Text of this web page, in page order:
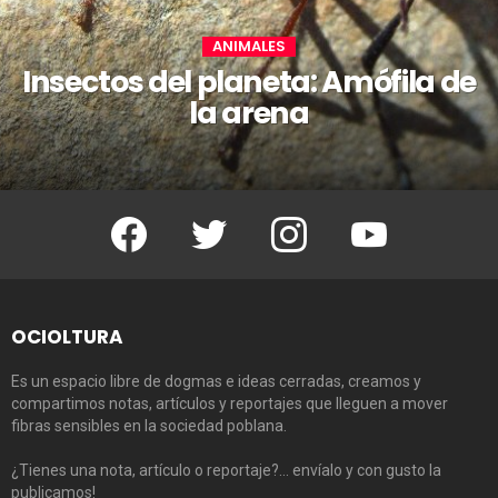
ANIMALES
Insectos del planeta: Amófila de
la arena
Facebook Twitter Instagram Youtube
OCIOLTURA
Es un espacio libre de dogmas e ideas cerradas, creamos y
compartimos notas, artículos y reportajes que lleguen a mover
fibras sensibles en la sociedad poblana.
¿Tienes una nota, artículo o reportaje?… envíalo y con gusto la
publicamos!